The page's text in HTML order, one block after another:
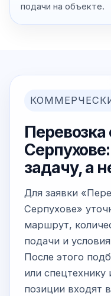
подачи на объекте.
Перевозка
задачу, а
Для заявки
Серпухове»
маршрут,
подачи и
После этого
или спецтехнику
позиции входят